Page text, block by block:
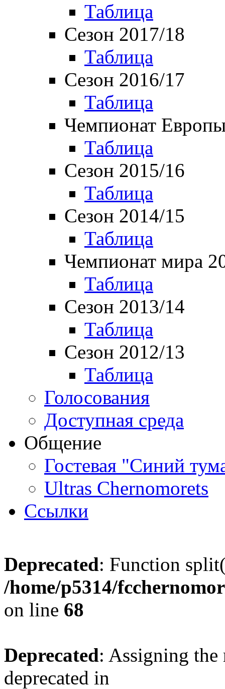
Таблица
Сезон 2017/18
Таблица
Сезон 2016/17
Таблица
Чемпионат
Таблица
Сезон 2015/16
Таблица
Сезон 2014/15
Таблица
Чемпионат мира
Таблица
Сезон 2013/14
Таблица
Сезон 2012/13
Таблица
Голосования
Доступная среда
Общение
Гостевая "Синий
Ultras Chernomorets
Ссылки
Deprecated: Function
/home/p5314/
on line 68
Deprecated: Assigning the
deprecated in